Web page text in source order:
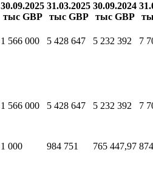
30.09.2025
тыс GBP
31.03.2025
тыс GBP
30.09.2024
тыс GBP
1 566 000 5 428 647 5 232 392 7
1 566 000 5 428 647 5 232 392 7
1 000 984 751 765 447,97